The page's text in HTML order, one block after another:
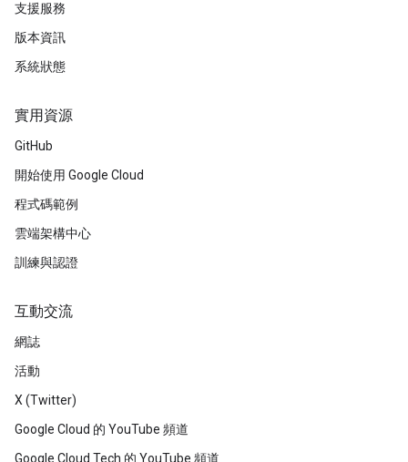
支援服務
版本資訊
系統狀態
實用資源
GitHub
開始使用 Google Cloud
程式碼範例
雲端架構中心
訓練與認證
互動交流
網誌
活動
X (Twitter)
Google Cloud 的 YouTube 頻道
Google Cloud Tech 的 YouTube 頻道